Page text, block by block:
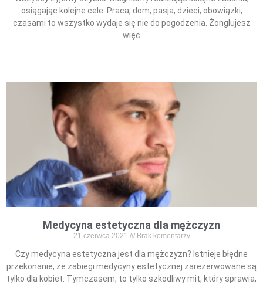
osiągając kolejne cele. Praca, dom, pasja, dzieci, obowiązki,
czasami to wszystko wydaje się nie do pogodzenia. Żonglujesz
więc
Medycyna estetyczna dla mężczyzn
21 czerwca 2021 Brak komentarzy
Czy medycyna estetyczna jest dla mężczyzn? Istnieje błędne
przekonanie, że zabiegi medycyny estetycznej zarezerwowane są
tylko dla kobiet. Tymczasem, to tylko szkodliwy mit, który sprawia,